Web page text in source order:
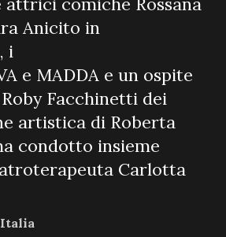
Anicito in
i
e MADDA e un ospite
Facchinetti dei
artistica di Roberta
condotto insieme
Carlotta
Italia